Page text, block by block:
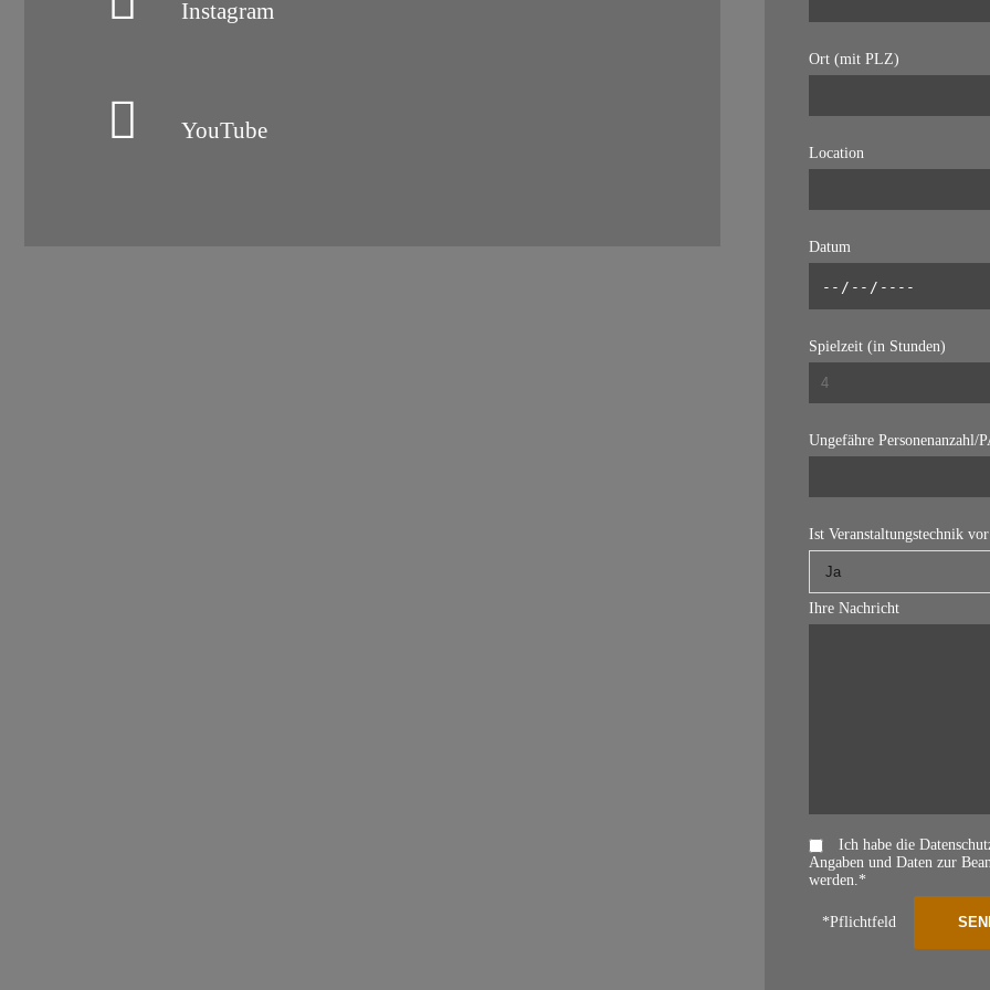
Instagram
YouTube
Ort (mit PLZ)
Location
Datum
Spielzeit (in Stunden)
Ungefähre Personenanzahl/
Ist Veranstaltungstechnik
Ihre Nachricht
Ich habe die
Angaben und Daten zur
werden.*
*Pflichtfeld